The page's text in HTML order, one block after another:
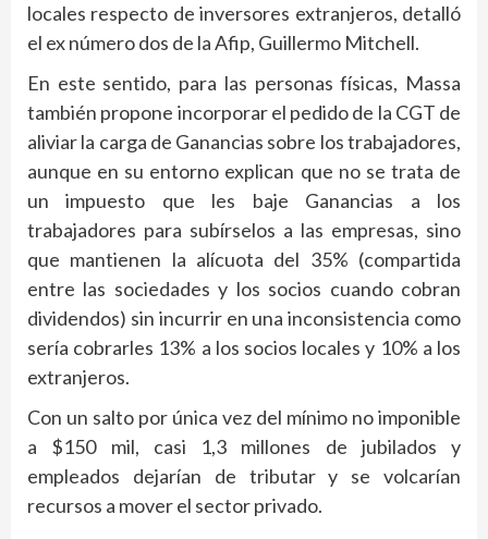
locales respecto de inversores extranjeros, detalló
el ex número dos de la Afip, Guillermo Mitchell.
En este sentido, para las personas físicas, Massa
también propone incorporar el pedido de la CGT de
aliviar la carga de Ganancias sobre los trabajadores,
aunque en su entorno explican que no se trata de
un impuesto que les baje Ganancias a los
trabajadores para subírselos a las empresas, sino
que mantienen la alícuota del 35% (compartida
entre las sociedades y los socios cuando cobran
dividendos) sin incurrir en una inconsistencia como
sería cobrarles 13% a los socios locales y 10% a los
extranjeros.
Con un salto por única vez del mínimo no imponible
a $150 mil, casi 1,3 millones de jubilados y
empleados dejarían de tributar y se volcarían
recursos a mover el sector privado.